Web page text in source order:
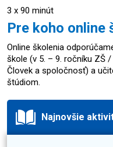
3 x 90 minút
Pre koho online
Online školenia
škole (v 5. – 9. ročníku ZŠ
Človek a spoločnosť) a
štúdiom.
Najnovšie